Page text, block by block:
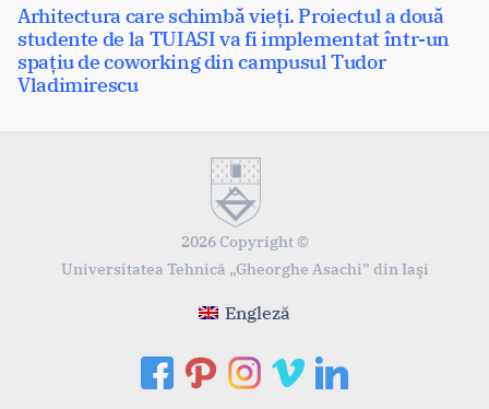
Articolul
anterior:
Arhitectura care schimbă vieți. Proiectul a două
studente de la TUIASI va fi implementat într-un
spațiu de coworking din campusul Tudor
Vladimirescu
2026 Copyright ©
Universitatea Tehnică „Gheorghe Asachi” din Iaşi
Engleză